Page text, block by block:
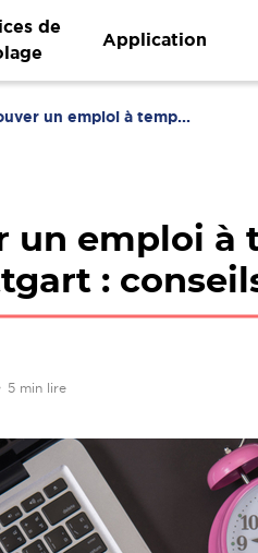
de
Application
un emploi à temp...
un emploi à
:
5 min lire